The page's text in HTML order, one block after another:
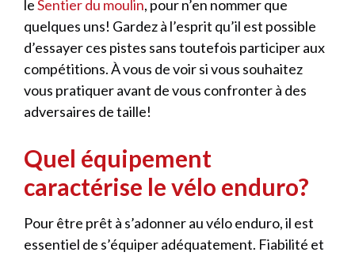
leSentier du moulin, pour n’en nommer que
quelques uns! Gardez à l’esprit qu’il est possible
d’essayer ces pistes sans toutefois participer aux
compétitions. À vous de voir si vous souhaitez
vous pratiquer avant de vous confronter à des
adversaires de taille!
Quel équipement
caractérise le vélo enduro?
Pour être prêt à s’adonner au vélo enduro, il est
essentiel de s’équiper adéquatement. Fiabilité et